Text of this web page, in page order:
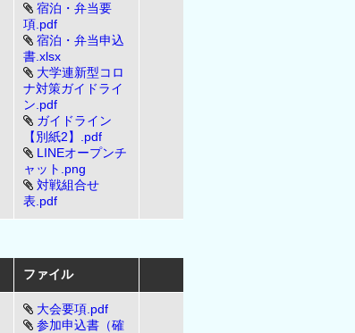
宿泊・弁当要
項.pdf
宿泊・弁当申込
書.xlsx
大学連新型コロ
ナ対策ガイドライ
ン.pdf
ガイドライン
【別紙2】.pdf
LINEオープンチ
ャット.png
対戦組合せ
表.pdf
ファイル
大会要項.pdf
参加申込書（確